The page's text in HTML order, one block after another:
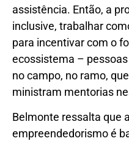
assistência. Então, a
inclusive, trabalhar
para incentivar com o
ecossistema –
no campo, no ramo,
ministram mentorias
Belmonte ressalta que
empreendedorismo é